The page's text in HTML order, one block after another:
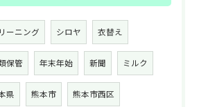
ーニング シロヤ 衣替え
保管 年末年始 新聞 ミルク
県 熊本市 熊本市西区